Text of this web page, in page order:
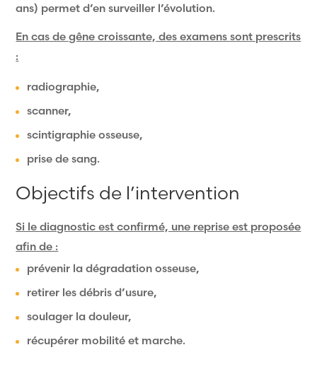
ans) permet d’en surveiller l’évolution.
En cas de gêne croissante, des examens sont prescrits
:
radiographie,
scanner,
scintigraphie osseuse,
prise de sang.
Objectifs de l’intervention
Si le diagnostic est confirmé, une reprise est proposée
afin de :
prévenir la dégradation osseuse,
retirer les débris d’usure,
soulager la douleur,
récupérer mobilité et marche.